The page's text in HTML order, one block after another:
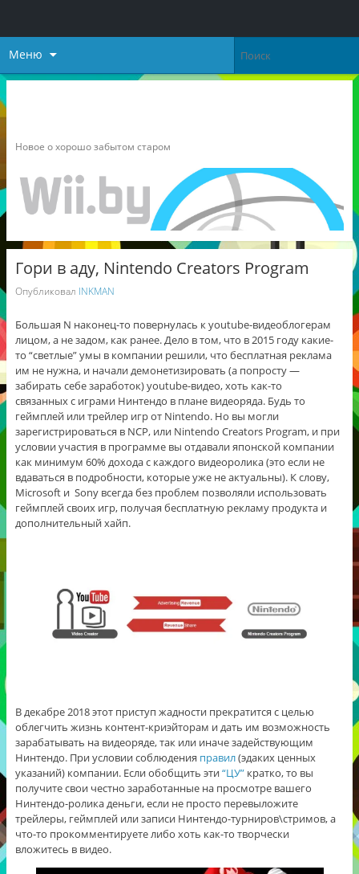
Меню
Новое о хорошо забытом старом
Гори в аду, Nintendo Creators Program
Опубликовал INKMAN
Большая N наконец-то повернулась к youtube-видеоблогерам
лицом, а не задом, как ранее. Дело в том, что в 2015 году какие-
то “светлые” умы в компании решили, что бесплатная реклама
им не нужна, и начали демонетизировать (а попросту —
забирать себе заработок) youtube-видео, хоть как-то
связанных с играми Нинтендо в плане видеоряда. Будь то
геймплей или трейлер игр от Nintendo. Но вы могли
зарегистрироваться в NCP, или Nintendo Creators Program, и при
условии участия в программе вы отдавали японской компании
как минимум 60% дохода с каждого видеоролика (это если не
вдаваться в подробности, которые уже не актуальны). К слову,
Microsoft и Sony всегда без проблем позволяли использовать
геймплей своих игр, получая бесплатную рекламу продукта и
дополнительный хайп.
В декабре 2018 этот приступ жадности прекратится с целью
облегчить жизнь контент-криэйторам и дать им возможность
зарабатывать на видеоряде, так или иначе задействующим
Нинтендо. При условии соблюдения правил(эдаких ценных
указаний) компании. Если обобщить эти“ЦУ”кратко, то вы
получите свои честно заработанные на просмотре вашего
Нинтендо-ролика деньги, если не просто перевыложите
трейлеры, геймплей или записи Нинтендо-турниров\стримов, а
что-то прокомментируете либо хоть как-то творчески
вложитесь в видео.